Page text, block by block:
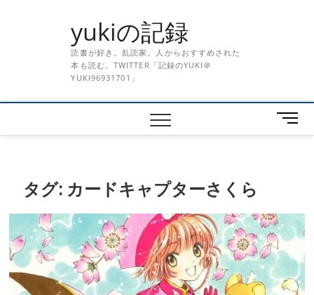
yukiの記録
読書が好き。乱読家。人からおすすめされた
本も読む。TWITTER「記録のYUKI＠
YUKI96931701」
メ
ニ
タグ: カードキャプターさくら